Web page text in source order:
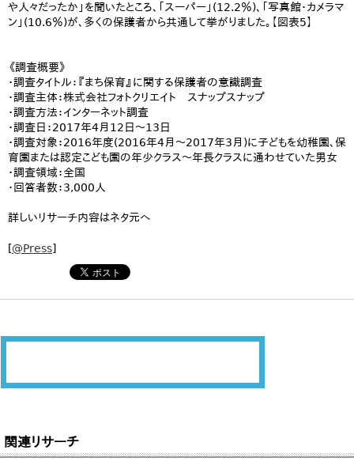
や人々だったか」を聞いたところ、「スーパー」(12.2％)、「写真館・カメラマ
ン」(10.6％)が、多くの保護者から共通して挙がりました。【図表5】
《調査概要》
・調査タイトル：『まち保育』に関する保護者の意識調査
・調査主体：株式会社フォトクリエイト スナップスナップ
・調査方法：インターネット調査
・調査日：2017年4月12日～13日
・調査対象：2016年度(2016年4月～2017年3月)に子どもを幼稚園、保
育園または認定こども園の年少クラス～年長クラスに通わせていた男女
・調査領域：全国
・回答者数：3,000人
詳しいリサーチ内容はネタ元へ
[@Press]
関連リサーチ